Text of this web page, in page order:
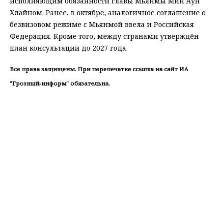
Хлайном. Ранее, в октябре, аналогичное соглашение о
безвизовом режиме с Мьянмой ввела и Российская
Федерация. Кроме того, между странами утверждён
план консультаций до 2027 года.
Все права защищены. При перепечатке ссылка на сайт ИА
"Грозный-информ" обязательна.